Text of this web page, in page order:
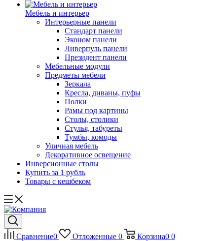
Мебель и интерьер
Интерьерные панели
Стандарт панели
Эконом панели
Ливерпуль панели
Президент панели
Мебельные модули
Предметы мебели
Зеркала
Кресла, диваны, пуфы
Полки
Рамы под картины
Столы, столики
Стулья, табуреты
Тумбы, комоды
Уличная мебель
Декоративное освещение
Инверсионные столы
Купить за 1 рубль
Товары с кешбеком
Сравнение0 Отложенные 0 Корзина0 0